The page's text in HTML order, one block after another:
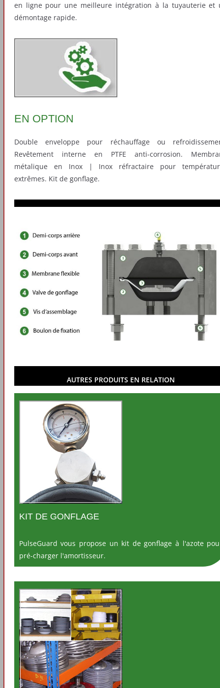
en ligne pour une meilleure intégration à la tuyauterie et
démontage rapide.
EN OPTION
Double enveloppe pour réchauffage ou
Revêtement interne en PTFE anti-corrosion.
métalique en Inox | Inox réfractaire pour
extrêmes. Kit de gonflage.
AUTRES PRODUITS EN RELATION
KIT DE GONFLAGE
PulseGuard vous propose un kit de gonflage à l'azote
pré-charger l'amortisseur.